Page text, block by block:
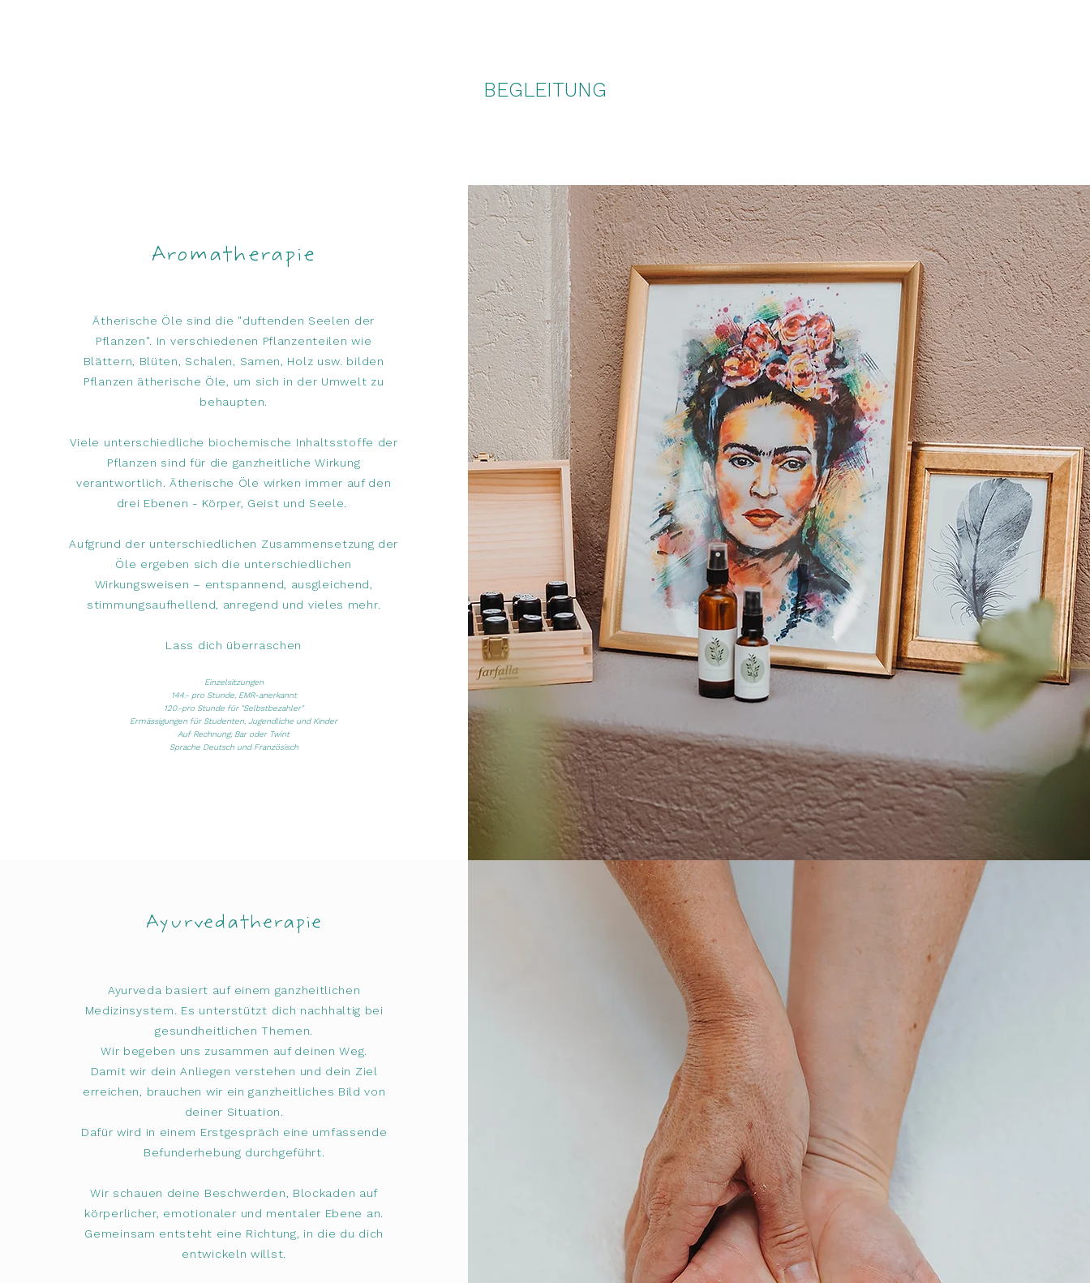
BEGLEITUNG
Aromatherapie
Ätherische Öle sind die "duftenden Seelen der
Pflanzen". In verschiedenen Pflanzenteilen wie
Blättern, Blüten, Schalen, Samen, Holz usw. bilden
Pflanzen ätherische Öle, um sich in der Umwelt zu
behaupten.
Viele unterschiedliche biochemische Inhaltsstoffe der
Pflanzen sind für die ganzheitliche Wirkung
verantwortlich. Ätherische Öle wirken immer auf den
drei Ebenen - Körper, Geist und Seele.
Aufgrund der unterschiedlichen Zusammensetzung der
Öle ergeben sich die unterschiedlichen
Wirkungsweisen – entspannend, ausgleichend,
stimmungsaufhellend, anregend und vieles mehr.
Lass dich überraschen
Einzelsitzungen
144.- pro Stunde, EMR-anerkannt
120.-pro Stunde für "Selbstbezahler"
Ermässigungen für Studenten, Jugendliche und Kinder
Auf Rechnung, Bar oder Twint
​​Sprache Deutsch und Französisch
Ayurvedatherapie
Ayurveda basiert auf einem ganzheitlichen
Medizinsystem. Es unterstützt dich nachhaltig bei
gesundheitlichen Themen.
Wir begeben uns zusammen auf deinen Weg.
Damit wir dein Anliegen verstehen und dein Ziel
erreichen, brauchen wir ein ganzheitliches Bild von
deiner Situation.
Dafür wird in einem Erstgespräch eine umfassende
Befunderhebung durchgeführt.
Wir schauen deine Beschwerden, Blockaden auf
körperlicher, emotionaler und mentaler Ebene an.
Gemeinsam entsteht eine Richtung, in die du dich
entwickeln willst.